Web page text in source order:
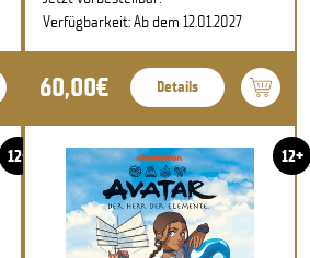
Verfügbarkeit: Ab dem 12.01.2027
60,00€ Details
12+ 12+